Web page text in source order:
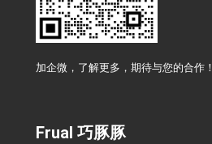
加企微，了解更多，期待与您的合作！
Frual 巧豚豚